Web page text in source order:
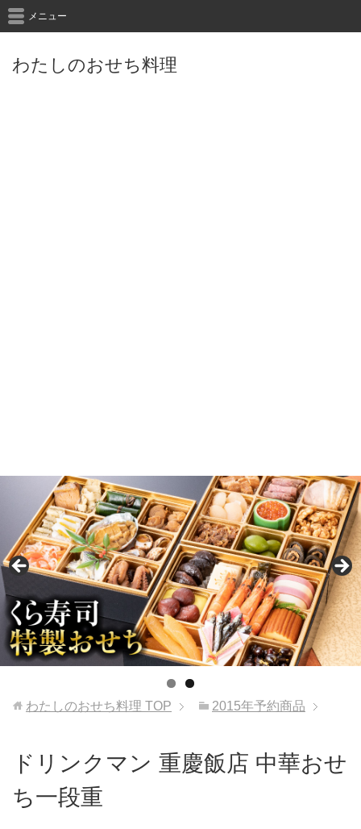
わたしのおせち料理
メニュー
わたしのおせち料理 TOP 2015年予約商品
ドリンクマン 重慶飯店 中華おせ
ち一段重